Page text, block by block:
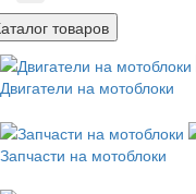
товаров
Двигатели на мотоблоки
Запчасти на мотоблоки